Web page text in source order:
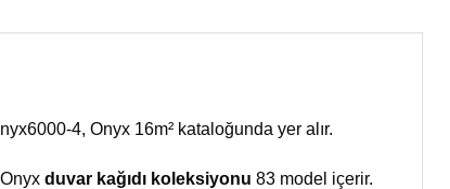
4, Onyx 16m² kataloğunda yer alır.
duvar kağıdı koleksiyonu 83 model içerir.